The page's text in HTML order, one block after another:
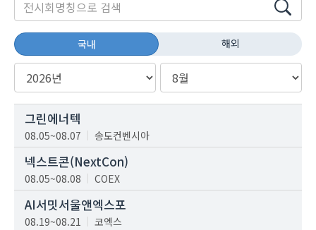
국내 해외
그린에너텍
08.05~08.07 송도컨벤시아
넥스트콘(NextCon)
08.05~08.08 COEX
AI서밋서울앤엑스포
08.19~08.21 코엑스